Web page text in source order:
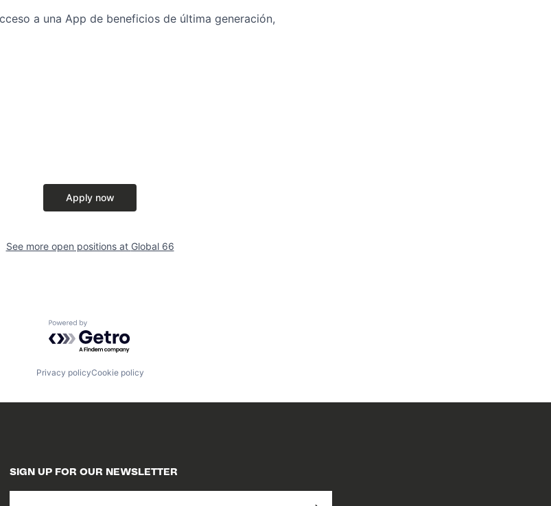
a una App de beneficios de última generación,
Apply now
See more open positions at Global 66
Powered by Getro.com
Privacy policyCookie policy
SIGN UP FOR OUR NEWSLETTER